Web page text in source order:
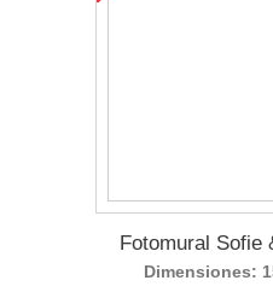
Fotomural Sofie
Dimensiones: